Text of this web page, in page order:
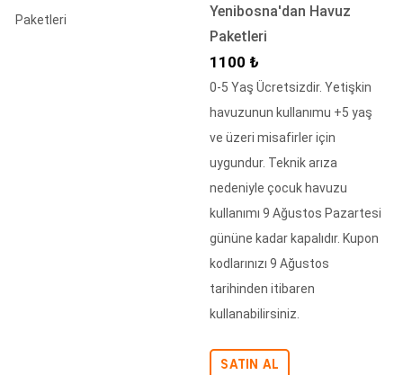
Yenibosna'dan Havuz
Paketleri
İndirimli Fiyat
1100 ₺
0-5 Yaş Ücretsizdir. Yetişkin
havuzunun kullanımu +5 yaş
ve üzeri misafirler için
uygundur. Teknik arıza
nedeniyle çocuk havuzu
kullanımı 9 Ağustos Pazartesi
gününe kadar kapalıdır. Kupon
kodlarınızı 9 Ağustos
tarihinden itibaren
kullanabilirsiniz.
SATIN AL